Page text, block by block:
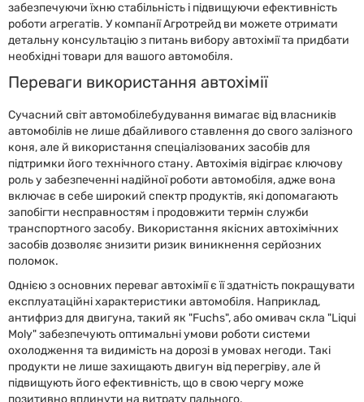
забезпечуючи їхню стабільність і підвищуючи ефективність
роботи агрегатів. У компанії Агротрейд ви можете отримати
детальну консультацію з питань вибору автохімії та придбати
необхідні товари для вашого автомобіля.
Переваги використання автохімії
Сучасний світ автомобілебудування вимагає від власників
автомобілів не лише дбайливого ставлення до свого залізного
коня, але й використання спеціалізованих засобів для
підтримки його технічного стану. Автохімія відіграє ключову
роль у забезпеченні надійної роботи автомобіля, адже вона
включає в себе широкий спектр продуктів, які допомагають
запобігти несправностям і продовжити термін служби
транспортного засобу. Використання якісних автохімічних
засобів дозволяє знизити ризик виникнення серйозних
поломок.
Однією з основних переваг автохімії є її здатність покращувати
експлуатаційні характеристики автомобіля. Наприклад,
антифриз для двигуна, такий як "Fuchs", або омивач скла "Liqui
Moly" забезпечують оптимальні умови роботи системи
охолодження та видимість на дорозі в умовах негоди. Такі
продукти не лише захищають двигун від перегріву, але й
підвищують його ефективність, що в свою чергу може
позитивно вплинути на витрату пального.